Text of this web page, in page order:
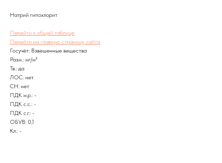
Натрий гипохлорит
Перейти к общей таблице
Перейти на главную страницу сайта
Госучёт: Взвешенные вещества
Разм.: мг/м³
Тв.: да
ЛОС: нет
CH: нет
ПДК м.р.: -
ПДК с.с.: -
ПДК с.г.: -
ОБУВ: 0,1
Кл.: -